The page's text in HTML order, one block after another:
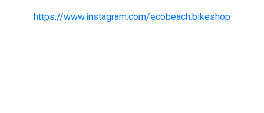
https://www.instagram.com/ecobeach.bikeshop